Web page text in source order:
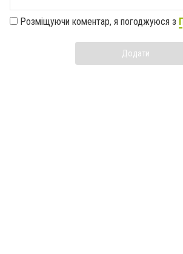
Розміщуючи коментар, я погоджуюся з
Додати